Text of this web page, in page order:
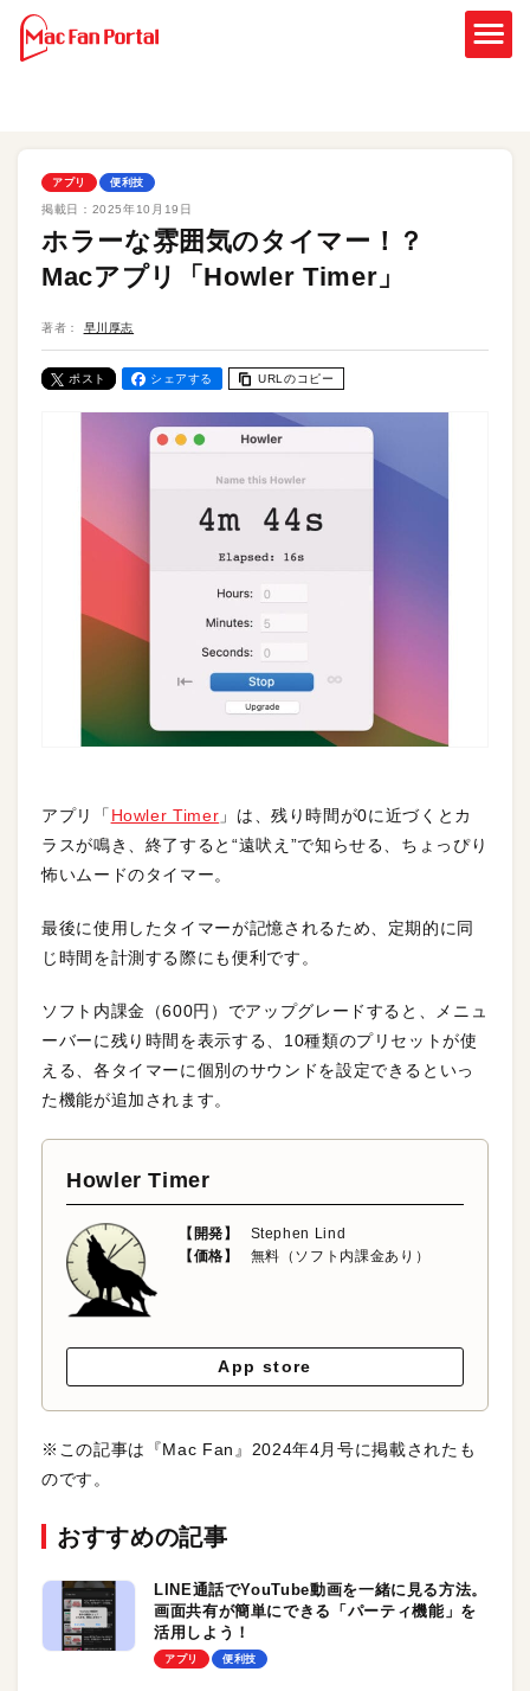
アプリ 便利技
掲載日： 2025年10月19日
ホラーな雰囲気のタイマー！？
Macアプリ「Howler Timer」
著者： 早川厚志
ポスト シェアする URLのコピー
アプリ「 Howler Timer 」は、残り時間が0に近づくとカ
ラスが鳴き、終了すると“遠吠え”で知らせる、ちょっぴり
怖いムードのタイマー。
最後に使用したタイマーが記憶されるため、定期的に同
じ時間を計測する際にも便利です。
ソフト内課金（600円）でアップグレードすると、メニュ
ーバーに残り時間を表示する、10種類のプリセットが使
える、各タイマーに個別のサウンドを設定できるといっ
た機能が追加されます。
Howler Timer
【開発】
Stephen Lind
【価格】
無料（ソフト内課金あり）
App store
※この記事は『Mac Fan』2024年4月号に掲載されたも
のです。
おすすめの記事
LINE通話でYouTube動画を一緒に見る方法。
画面共有が簡単にできる「パーティ機能」を
活用しよう！
アプリ 便利技